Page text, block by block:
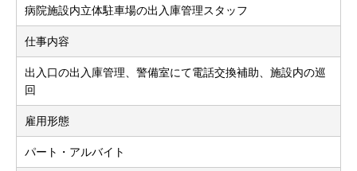
病院施設内立体駐車場の出入庫管理スタッフ
仕事内容
出入口の出入庫管理、警備室にて電話交換補助、施設内の巡
回
雇用形態
パート・アルバイト